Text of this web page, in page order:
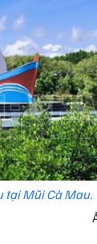
tại Mũi Cà Mau.